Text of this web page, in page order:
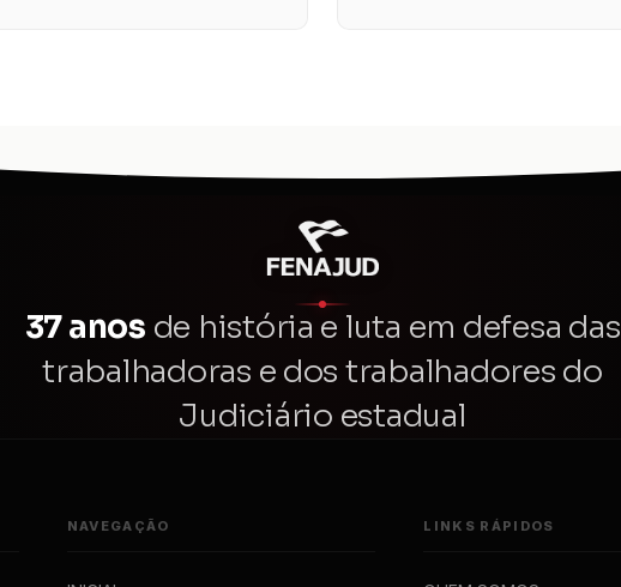
37 anos de história e luta em defesa das
trabalhadoras e dos trabalhadores do
Judiciário estadual
NAVEGAÇÃO LINKS RÁPIDOS